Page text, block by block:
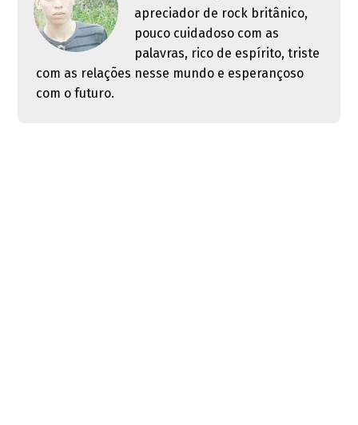
apreciador de rock britânico,
pouco cuidadoso com as
palavras, rico de espírito, triste
com as relações nesse mundo e esperançoso
com o futuro.